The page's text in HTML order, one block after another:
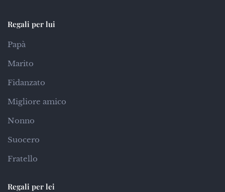
Regali per lui
Papà
Marito
Fidanzato
Migliore amico
Nonno
Suocero
Fratello
Regali per lei